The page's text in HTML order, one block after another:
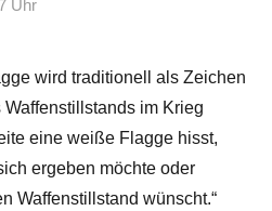
Uhr
wird traditionell als Zeichen
im Krieg
eine weiße Flagge hisst,
ergeben möchte oder
Waffenstillstand wünscht.“